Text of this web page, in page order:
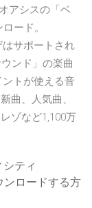
アシスの「ベ
ード。
はサポートされ
ンド」の楽曲
トが使える音
曲、人気曲、
ゾなど1,100万
ティ
ンロードする方